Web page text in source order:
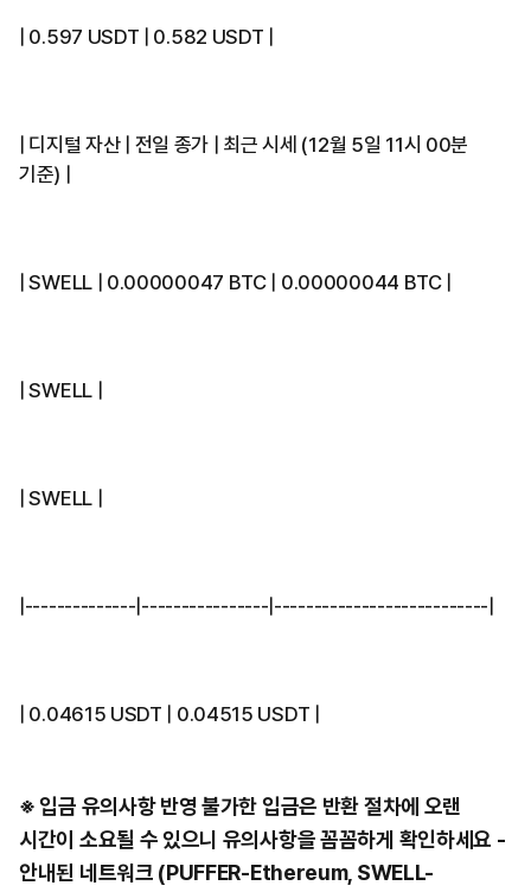
| 0.597 USDT | 0.582 USDT |
| 디지털 자산 | 전일 종가 | 최근 시세 (12월 5일 11시 00분
기준) |
| SWELL | 0.00000047 BTC | 0.00000044 BTC |
| SWELL |
| SWELL |
|--------------|----------------|---------------------------|
| 0.04615 USDT | 0.04515 USDT |
※ 입금 유의사항 반영 불가한 입금은 반환 절차에 오랜
시간이 소요될 수 있으니 유의사항을 꼼꼼하게 확인하세요 -
안내된 네트워크 (PUFFER-Ethereum, SWELL-